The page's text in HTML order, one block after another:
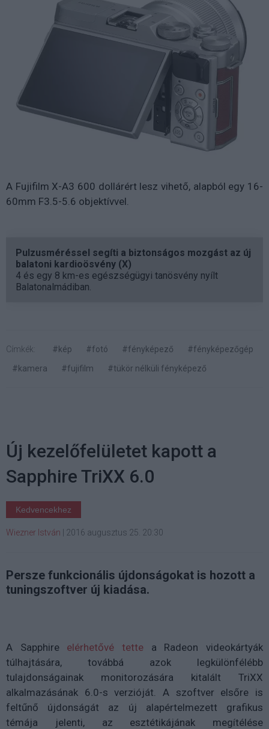
A Fujifilm X-A3 600 dollárért lesz vihető, alapból egy 16-
60mm F3.5-5.6 objektívvel.
Pulzusméréssel segíti a biztonságos mozgást az új
balatoni kardioösvény (X)
4 és egy 8 km-es egészségügyi tanösvény nyílt
Balatonalmádiban.
Címkék: #kép #fotó #fényképező
#fényképezőgép
#kamera
#fujifilm #tükör nélküli fényképező
Új kezelőfelületet kapott a
Sapphire TriXX 6.0
Kedvencekhez
Wiezner István 2016 augusztus 25. 20:30
Persze funkcionális újdonságokat is hozott a
tuningszoftver új kiadása.
A Sapphire elérhetővé tette a Radeon videokártyák
túlhajtására, továbbá azok legkülönfélébb
tulajdonságainak monitorozására kitalált TriXX
alkalmazásának 6.0-s verzióját. A szoftver elsőre is
feltűnő újdonságát az új alapértelmezett grafikus
témája jelenti, az esztétikájának megítélése